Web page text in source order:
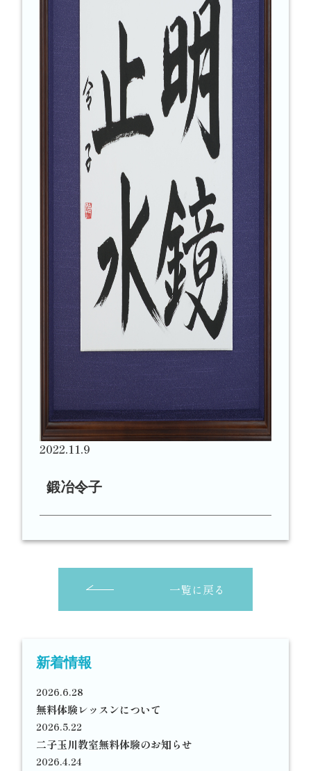
2022.11.9
鍛冶令子
一覧に戻る
新着情報
2026.6.28
無料体験レッスンについて
2026.5.22
二子玉川教室無料体験のお知らせ
2026.4.24